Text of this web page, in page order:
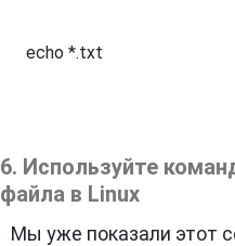
echo *.txt
6. Используйте
файла в Linux
Мы уже показали этот